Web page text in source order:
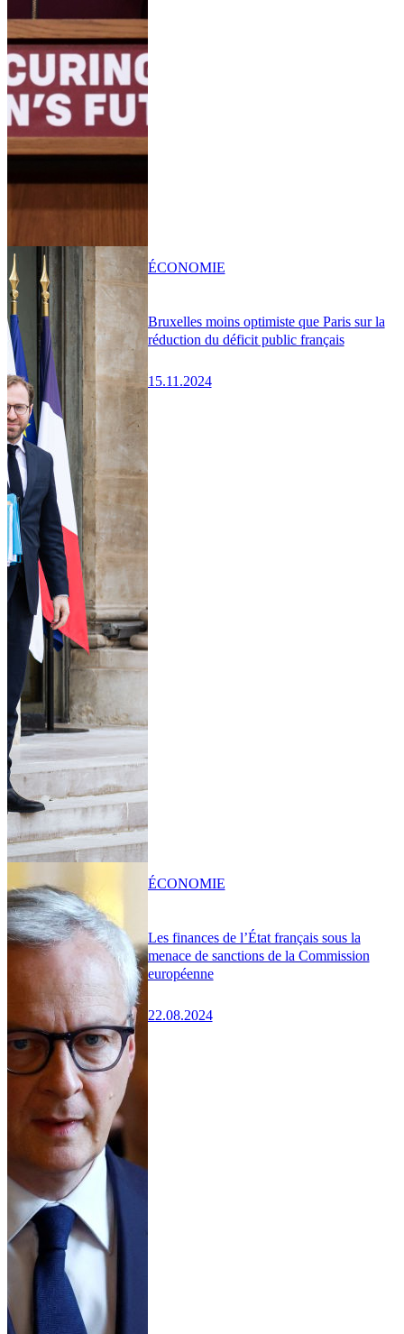
Bruxelles moins optimiste que Paris sur la
réduction du déficit public français
15.11.2024
ÉCONOMIE
Les finances de l’État français sous la
menace de sanctions de la Commission
européenne
22.08.2024
ÉCONOMIE